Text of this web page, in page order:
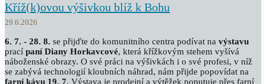
Kříž(k)ovou výšivkou blíž k Bohu
29.6.2026
6. 7. - 28. 8. se přijďte do komunitního centra podívat na výstavu
prací paní Diany Horkavcové, která křížkovým stehem vyšívá
náboženské obrazy. O své práci na výšivkách i o své profesi, v níž
se zabývá technologií kloubních náhrad, nám přijde popovídat na
farní kávu 19. 7. Výstava je prodejní a výtěžek poputuje přes farní